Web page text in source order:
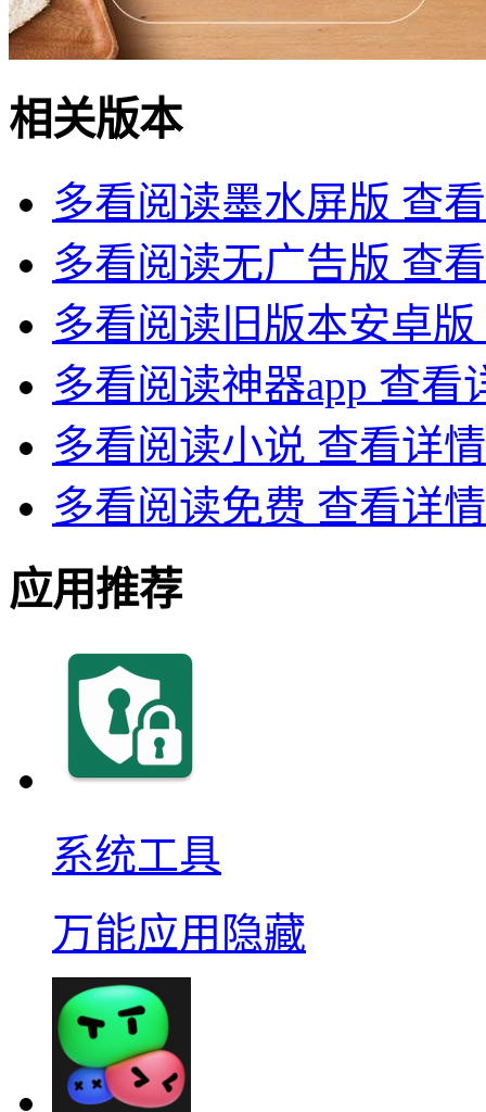
相关版本
多看阅读墨水屏版 查
多看阅读无广告版 查
多看阅读旧版本安卓版
多看阅读神器app 查看
多看阅读小说 查看详情
多看阅读免费 查看详情
应用推荐
系统工具
万能应用隐藏